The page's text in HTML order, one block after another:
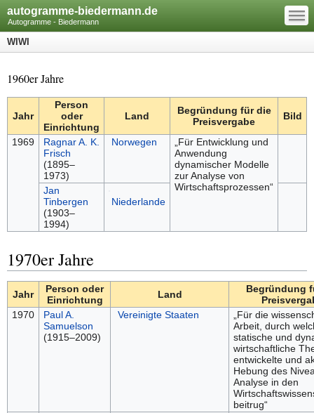
autogramme-biedermann.de
Autogramme - Biedermann
—
—
—
WIWI
1960er Jahre
Jahr
Person
oder
Einrichtung
Land
Begründung für die
Preisvergabe
Bild
1969
Ragnar A. K.
Frisch
(1895–
1973)
Norwegen
„Für Entwicklung und
Anwendung
dynamischer Modelle
zur Analyse von
Wirtschaftsprozessen“
Jan
Tinbergen
(1903–
1994)
Niederlande
1970er Jahre
Jahr
Person oder
Einrichtung
Land
Begründung
1970
Paul A.
Samuelson
(1915–2009)
Vereinigte Staaten
„Für die
Arbeit, durch
statische und
wirtschaftliche
entwickelte und
Hebung des
Analyse in den
beitrug“